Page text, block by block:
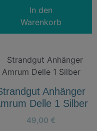
In den
Warenkorb
Anhänger
Delle 1 Silber
49,00 €